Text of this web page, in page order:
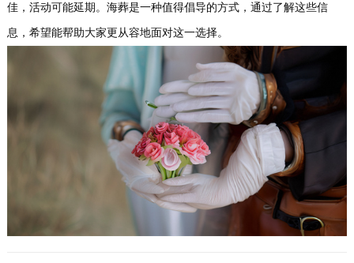
佳，活动可能延期。海葬是一种值得倡导的方式，通过了解这些信
息，希望能帮助大家更从容地面对这一选择。